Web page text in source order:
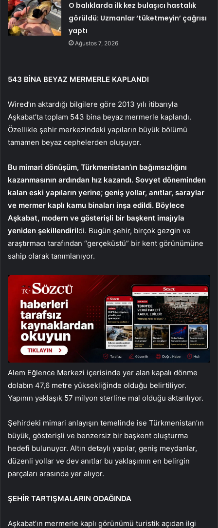
O balıklarda ilk kez bulaşıcı hastalık
görüldü: Uzmanlar ‘tüketmeyin’ çağrısı
yaptı
Ağustos 7, 2026
543 BİNA BEYAZ MERMERLE KAPLANDI
Wired’ın aktardığı bilgilere göre 2013 yılı itibarıyla
Aşkabat’ta toplam 543 bina beyaz mermerle kaplandı.
Özellikle şehir merkezindeki yapıların büyük bölümü
tamamen beyaz cephelerden oluşuyor.
Bu mimari dönüşüm, Türkmenistan’ın bağımsızlığını
kazanmasının ardından hız kazandı. Sovyet döneminden
kalan eski yapıların yerine; geniş yollar, anıtlar, saraylar
ve mermer kaplı kamu binaları inşa edildi. Böylece
Aşkabat, modern ve gösterişli bir başkent imajıyla
yeniden şekillendirildi. Bugün şehir, birçok gezgin ve
araştırmacı tarafından “gerçeküstü” bir kent görünümüne
sahip olarak tanımlanıyor.
Alem Eğlence Merkezi içerisinde yer alan kapalı dönme
dolabın 47,6 metre yüksekliğinde olduğu belirtiliyor.
Yapının yaklaşık 57 milyon sterline mal olduğu aktarılıyor.
Şehirdeki mimari anlayışın temelinde ise Türkmenistan’ın
büyük, gösterişli ve benzersiz bir başkent oluşturma
hedefi bulunuyor. Altın detaylı yapılar, geniş meydanlar,
düzenli yollar ve dev anıtlar bu yaklaşımın en belirgin
parçaları arasında yer alıyor.
ŞEHİR TARTIŞMALARIN ODAĞINDA
Aşkabat’ın mermerle kaplı görünümü turistik açıdan ilgi